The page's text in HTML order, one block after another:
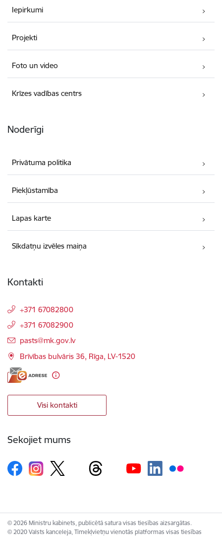
Iepirkumi
Projekti
Foto un video
Krīzes vadības centrs
Noderīgi
Privātuma politika
Piekļūstamība
Lapas karte
Sīkdatņu izvēles maiņa
Kontakti
+371 67082800
+371 67082900
E-pasts:
pasts@mk.gov.lv
Brīvības bulvāris 36, Rīga, LV-1520
Visi kontakti
Sekojiet mums
© 2026 Ministru kabinets, publicētā satura visas tiesības aizsargātas.
© 2020 Valsts kanceleja, Tīmekļvietņu vienotās platformas visas tiesības